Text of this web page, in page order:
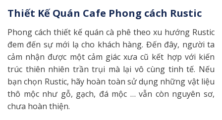
Thiết Kế Quán Cafe Phong cách Rustic
Phong cách thiết kế quán cà phê theo xu hướng Rustic
đem đến sự mới lạ cho khách hàng. Đến đây, người ta
cảm nhận được một cảm giác xưa cũ kết hợp với kiến
trúc thiên nhiên trần trụi mà lại vô cùng tinh tế. Nếu
bạn chọn Rustic, hãy hoàn toàn sử dụng những vật liệu
thô mộc như gỗ, gạch, đá mộc … vẫn còn nguyên sơ,
chưa hoàn thiện.